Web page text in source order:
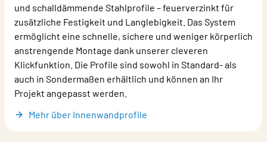
und schalldämmende Stahlprofile – feuerverzinkt für
zusätzliche Festigkeit und Langlebigkeit. Das System
ermöglicht eine schnelle, sichere und weniger körperlich
anstrengende Montage dank unserer cleveren
Klickfunktion. Die Profile sind sowohl in Standard- als
auch in Sondermaßen erhältlich und können an Ihr
Projekt angepasst werden.
Mehr über Innenwandprofile